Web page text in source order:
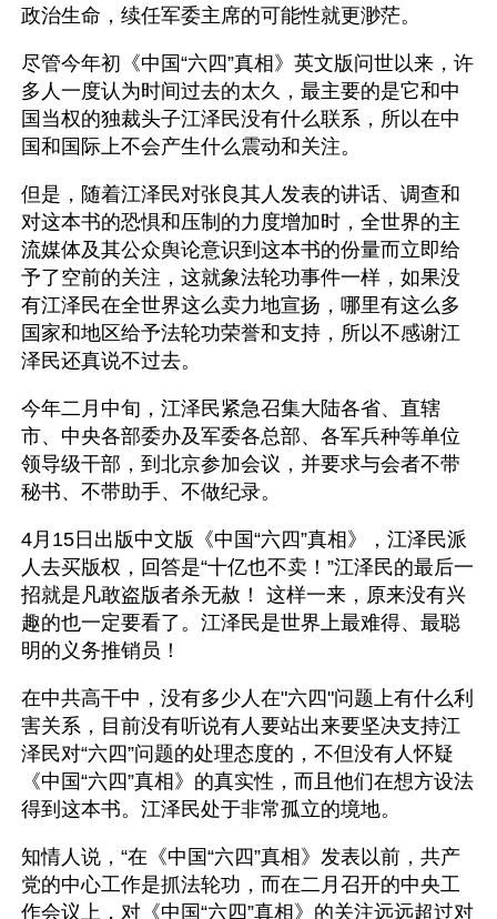
政治生命，续任军委主席的可能性就更渺茫。
尽管今年初《中国“六四”真相》英文版问世以来，许
多人一度认为时间过去的太久，最主要的是它和中
国当权的独裁头子江泽民没有什么联系，所以在中
国和国际上不会产生什么震动和关注。
但是，随着江泽民对张良其人发表的讲话、调查和
对这本书的恐惧和压制的力度增加时，全世界的主
流媒体及其公众舆论意识到这本书的份量而立即给
予了空前的关注，这就象法轮功事件一样，如果没
有江泽民在全世界这么卖力地宣扬，哪里有这么多
国家和地区给予法轮功荣誉和支持，所以不感谢江
泽民还真说不过去。
今年二月中旬，江泽民紧急召集大陆各省、直辖
市、中央各部委办及军委各总部、各军兵种等单位
领导级干部，到北京参加会议，并要求与会者不带
秘书、不带助手、不做纪录。
4月15日出版中文版《中国“六四”真相》，江泽民派
人去买版权，回答是“十亿也不卖！”江泽民的最后一
招就是凡敢盗版者杀无赦！ 这样一来，原来没有兴
趣的也一定要看了。江泽民是世界上最难得、最聪
明的义务推销员！
在中共高干中，没有多少人在"六四"问题上有什么利
害关系，目前没有听说有人要站出来要坚决支持江
泽民对“六四”问题的处理态度的，不但没有人怀疑
《中国“六四”真相》的真实性，而且他们在想方设法
得到这本书。江泽民处于非常孤立的境地。
知情人说，“在《中国“六四”真相》发表以前，共产
党的中心工作是抓法轮功，而在二月召开的中央工
作会议上，对《中国“六四”真相》的关注远远超过对